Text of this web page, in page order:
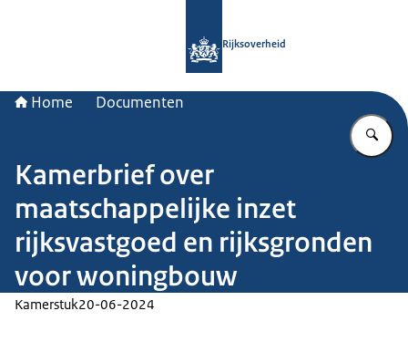
Rijksoverheid
Home Documenten
Kamerbrief over
maatschappelijke inzet
rijksvastgoed en rijksgronden
voor woningbouw
Kamerstuk20-06-2024